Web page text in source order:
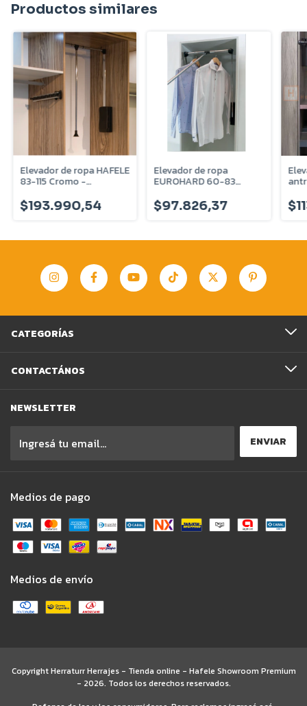
Productos similares
Elevador de ropa HAFELE
83-115 Cromo -
$193.990,54
Elevador de ropa
EUROHARD 60-83
$97.826,37
CATEGORÍAS
CONTACTÁNOS
NEWSLETTER
Medios de pago
Medios de envío
Copyright Herraturr Herrajes - Tienda online - Hafele Showroom Premium
- 2026. Todos los derechos reservados.